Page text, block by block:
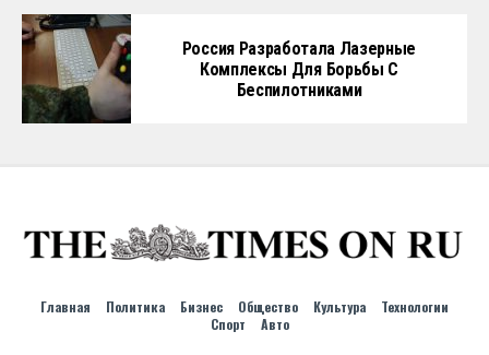
Россия Разработала Лазерные
Комплексы Для Борьбы С
Беспилотниками
Главная Политика Бизнес Общество Культура
Технологии
Спорт
Авто